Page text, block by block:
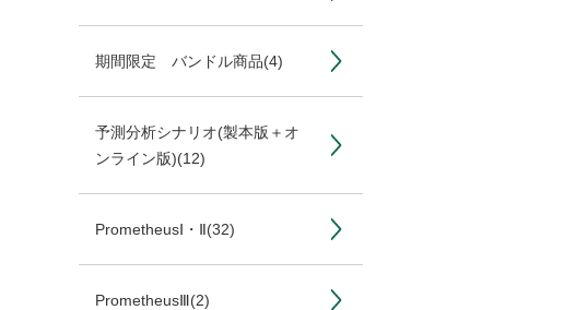
期間限定 バンドル商品(4)
予測分析シナリオ(製本版＋オ
ンライン版)(12)
PrometheusⅠ・Ⅱ(32)
PrometheusⅢ(2)